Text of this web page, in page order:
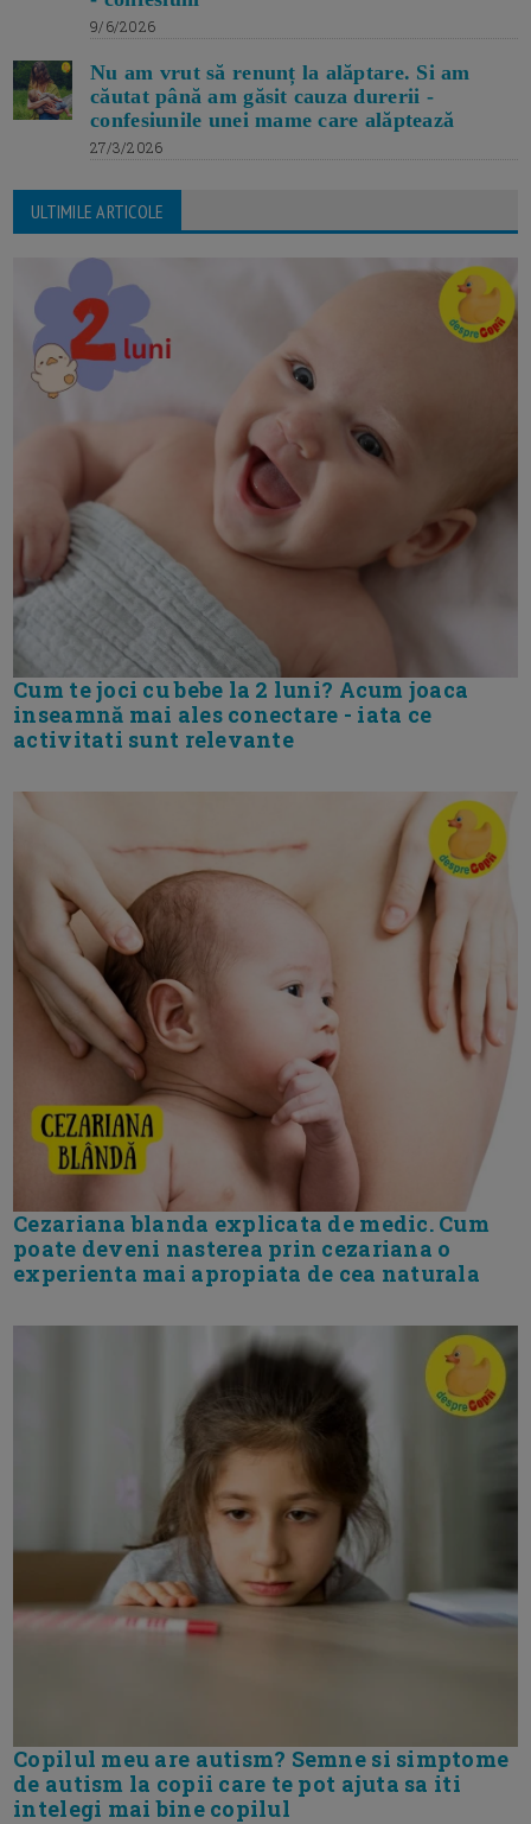
9/6/2026
Nu am vrut să renunț la alăptare. Si am
căutat până am găsit cauza durerii -
confesiunile unei mame care alăptează
27/3/2026
ULTIMILE ARTICOLE
Cum te joci cu bebe la 2 luni? Acum joaca
inseamnă mai ales conectare - iata ce
activitati sunt relevante
Cezariana blanda explicata de medic. Cum
poate deveni nasterea prin cezariana o
experienta mai apropiata de cea naturala
Copilul meu are autism? Semne si simptome
de autism la copii care te pot ajuta sa iti
intelegi mai bine copilul